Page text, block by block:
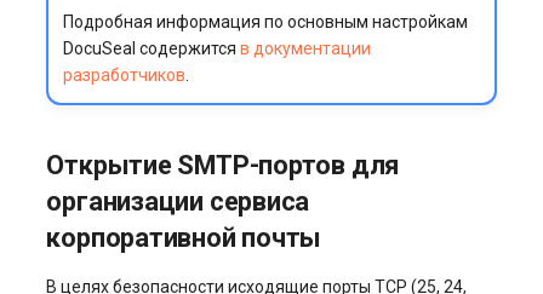
Подробная информация по основным настройкам
DocuSeal содержится в документации
разработчиков.
Открытие SMTP-портов для
организации сервиса
корпоративной почты
В целях безопасности исходящие порты TCP (25, 24,